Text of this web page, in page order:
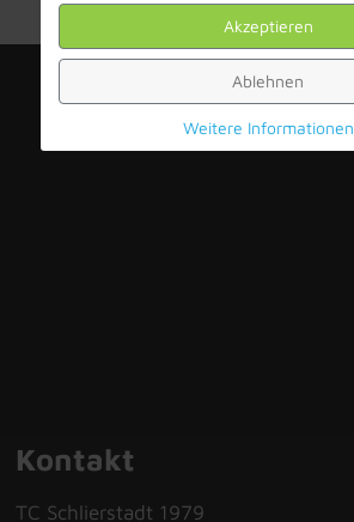
Kontakt
TC Schlierstadt 1979
Akzeptieren
Ablehnen
Weitere Informationen